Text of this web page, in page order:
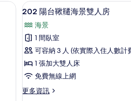
人
房
的
所
有
相
片
缸
海
景
4
人
房
的
詳
情
| 高級寢具、羽絨被、Tempur-Pedic 床墊、免
顯
202
陽
台
鞦
韆
海
14
202 陽台鞦韆海景雙人房
海景
1 間臥室
可容納 3 人 (依實際入住人數計
1 張加大雙人床
免費無線上網
更多資訊
更